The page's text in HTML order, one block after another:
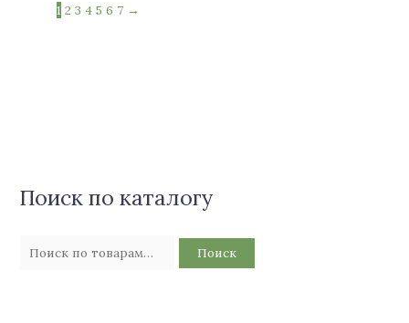
1 2 3 4 5 6 7 →
Поиск по каталогу
Поиск